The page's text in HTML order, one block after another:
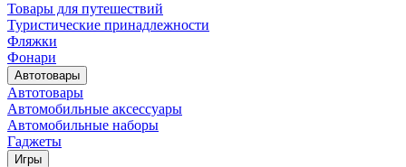
Товары для путешествий
Туристические принадлежности
Фляжки
Фонари
Автотовары
Автотовары
Автомобильные аксессуары
Автомобильные наборы
Гаджеты
Игры